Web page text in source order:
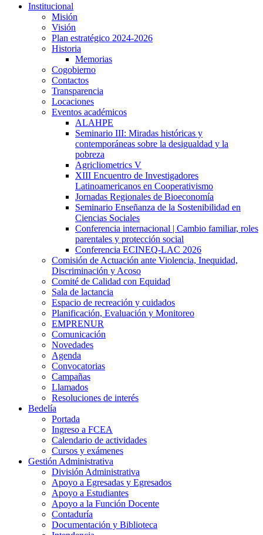
Institucional
Misión
Visión
Plan estratégico 2024-2026
Historia
Memorias
Cogobierno
Contactos
Transparencia
Locaciones
Eventos académicos
ALAHPE
Seminario III: Miradas históricas y
contemporáneas sobre la desigualdad y la
pobreza
Agricliometrics V
XIII Encuentro de Investigadores
Latinoamericanos en Cooperativismo
Jornadas Regionales de Bioeconomía
Seminario Enseñanza de la Sostenibilidad en
Ciencias Sociales
Conferencia internacional | Cambio familiar, roles
parentales y protección social
Conferencia ECINEQ-LAC 2026
Comisión de Actuación ante Violencia, Inequidad,
Discriminación y Acoso
Comité de Calidad con Equidad
Sala de lactancia
Espacio de recreación y cuidados
Planificación, Evaluación y Monitoreo
EMPRENUR
Comunicación
Novedades
Agenda
Convocatorias
Campañas
Llamados
Resoluciones de interés
Bedelía
Portada
Ingreso a FCEA
Calendario de actividades
Cursos y exámenes
Gestión Administrativa
División Administrativa
Apoyo a Egresadas y Egresados
Apoyo a Estudiantes
Apoyo a la Función Docente
Contaduría
Documentación y Biblioteca